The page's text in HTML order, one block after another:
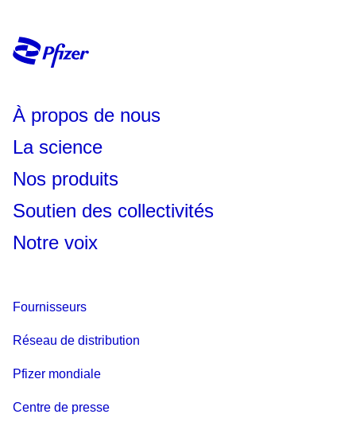
À propos de nous
La science
Nos produits
Soutien des collectivités
Notre voix
Fournisseurs
Réseau de distribution
Pfizer mondiale
Centre de presse